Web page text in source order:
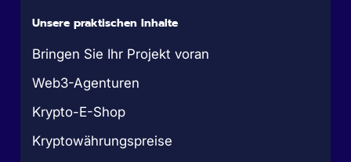
Unsere praktischen Inhalte
Bringen Sie Ihr Projekt voran
Web3-Agenturen
Krypto-E-Shop
Kryptowährungspreise